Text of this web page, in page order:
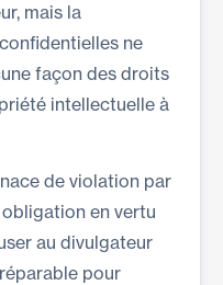
mais la
ne
façon des droits
intellectuelle à
de violation par
en vertu
au divulgateur
pour